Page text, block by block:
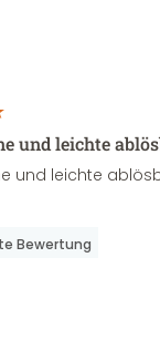
und leichte
und leichte
Bewertung